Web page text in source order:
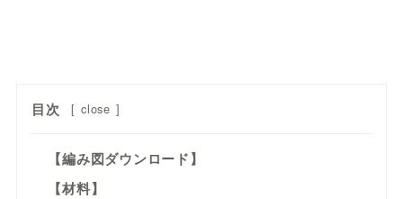
目次 [ close ]
【編み図ダウンロード】
【材料】